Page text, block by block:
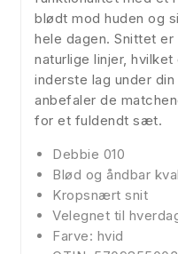
blødt mod huden og
hele dagen. Snittet
naturlige linjer,
inderste lag under
anbefaler de
for et fuldendt sæt.
Debbie 010
Blød og åndbar
Kropsnært snit
Velegnet til
Farve: hvid